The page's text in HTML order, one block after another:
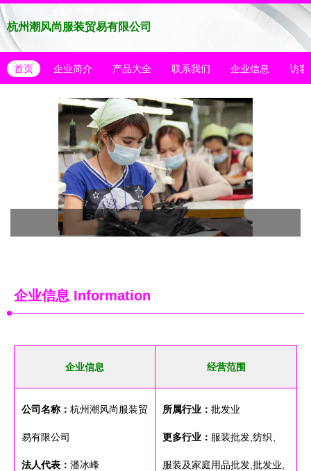
杭州潮风尚服装贸易有限公司
首页 企业简介 产品大全 联系我们 企业信息 访客
企业信息 Information
企业信息 经营范围
公司名称： 杭州潮风尚服装贸
易有限公司
法人代表： 潘冰峰
所属行业： 批发业
更多行业： 服装批发,纺织、
服装及家庭用品批发,批发业,